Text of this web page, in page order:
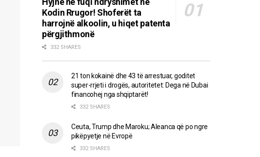
Kodin Rrugor! Shoferët ta
harrojnë alkoolin, u hiqet patenta
përgjithmonë
332 SHARES
21 ton kokainë dhe 43 të arrestuar, goditet
super-rrjeti i drogës, autoritetet: Dega në Dubai
financohej nga shqiptarët!
332 SHARES
Ceuta, Trump dhe Maroku; Aleanca që po ngre
pikëpyetje në Evropë
332 SHARES